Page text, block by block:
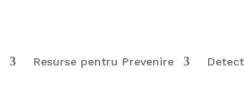
Resurse pentru Prevenire